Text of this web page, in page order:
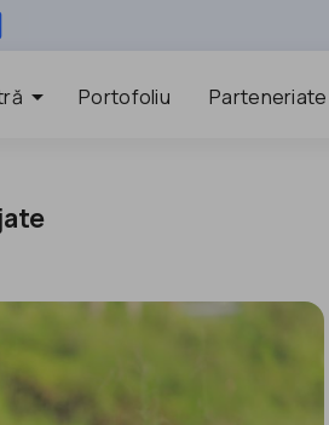
arrow_drop_down Portofoliu Parteneriate